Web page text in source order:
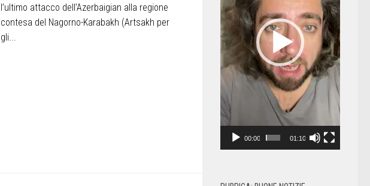
l’ultimo attacco dell’Azerbaigian alla regione
contesa del Nagorno-Karabakh (Artsakh per
gli...
00:00 01:10